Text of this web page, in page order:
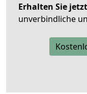
Erhalten Sie jetzt
unverbindliche